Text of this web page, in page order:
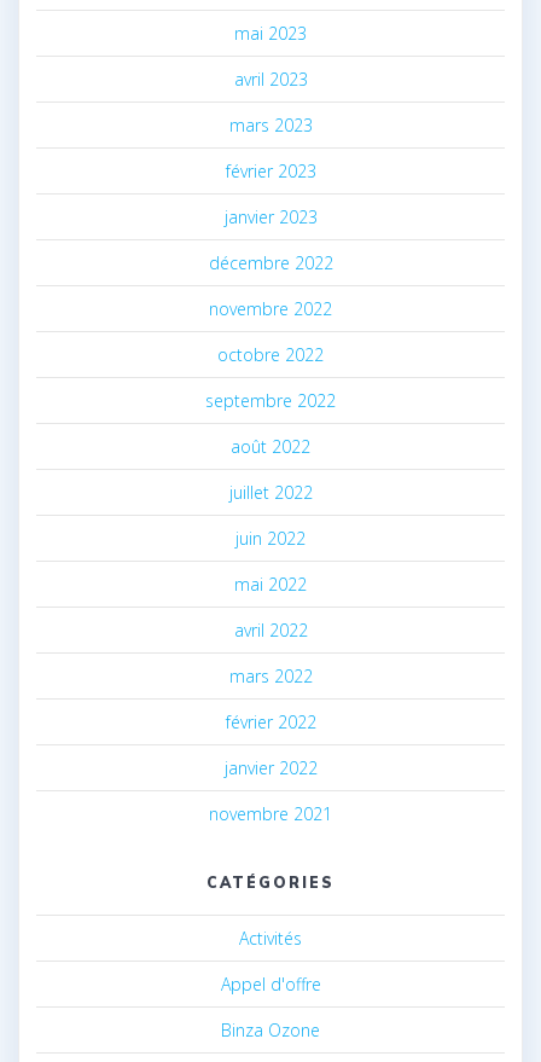
mai 2023
avril 2023
mars 2023
février 2023
janvier 2023
décembre 2022
novembre 2022
octobre 2022
septembre 2022
août 2022
juillet 2022
juin 2022
mai 2022
avril 2022
mars 2022
février 2022
janvier 2022
novembre 2021
CATÉGORIES
Activités
Appel d'offre
Binza Ozone